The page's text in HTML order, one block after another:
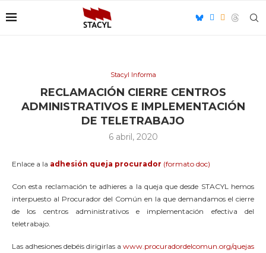
Stacyl Informa
RECLAMACIÓN CIERRE CENTROS
ADMINISTRATIVOS E IMPLEMENTACIÓN
DE TELETRABAJO
6 abril, 2020
Enlace a la adhesión queja procurador (formato doc)
Con esta reclamación te adhieres a la queja que desde STACYL hemos
interpuesto al Procurador del Común en la que demandamos el cierre
de los centros administrativos e implementación efectiva del
teletrabajo.
Las adhesiones debéis dirigirlas a www.procuradordelcomun.org/quejas